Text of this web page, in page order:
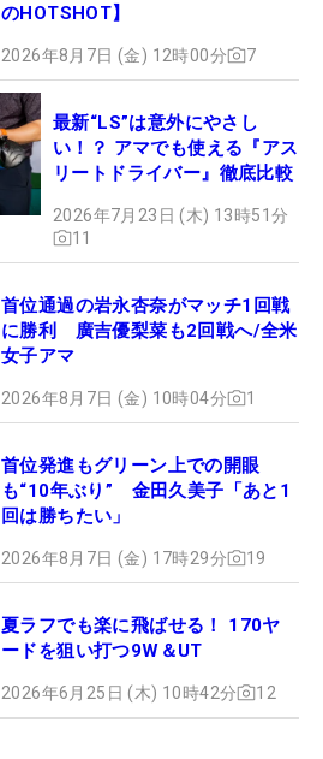
のHOTSHOT】
2026年8月7日 (金) 12時00分 7
最新“LS”は意外にやさし
い！？ アマでも使える『アス
リートドライバー』徹底比較
2026年7月23日 (木) 13時51分
11
首位通過の岩永杏奈がマッチ1回戦
に勝利 廣吉優梨菜も2回戦へ/全米
女子アマ
2026年8月7日 (金) 10時04分 1
首位発進もグリーン上での開眼
も“10年ぶり” 金田久美子「あと1
回は勝ちたい」
2026年8月7日 (金) 17時29分 19
夏ラフでも楽に飛ばせる！ 170ヤ
ードを狙い打つ9W＆UT
2026年6月25日 (木) 10時42分 12